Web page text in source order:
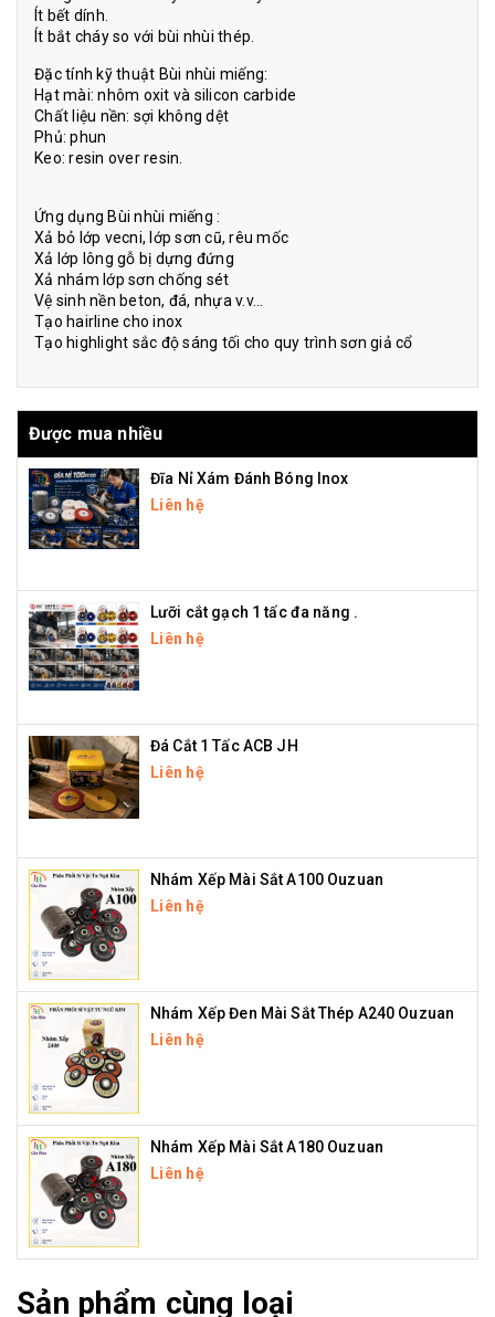
Ít bết dính.
Ít bắt cháy so với bùi nhùi thép.
Đặc tính kỹ thuật Bùi nhùi miếng:
Hạt mài: nhôm oxit và silicon carbide
Chất liệu nền: sợi không dệt
Phủ: phun
Keo: resin over resin.
Ứng dụng Bùi nhùi miếng :
Xả bỏ lớp vecni, lớp sơn cũ, rêu mốc
Xả lớp lông gỗ bị dựng đứng
Xả nhám lớp sơn chống sét
Vệ sinh nền beton, đá, nhựa v.v…
Tạo hairline cho inox
Tạo highlight sắc độ sáng tối cho quy trình sơn giả cổ
Được mua nhiều
Đĩa Nỉ Xám Đánh Bóng Inox
Liên hệ
Lưỡi cắt gạch 1 tấc đa năng .
Liên hệ
Đá Cắt 1 Tấc ACB JH
Liên hệ
Nhám Xếp Mài Sắt A100 Ouzuan
Liên hệ
Nhám Xếp Đen Mài Sắt Thép A240 Ouzuan
Liên hệ
Nhám Xếp Mài Sắt A180 Ouzuan
Liên hệ
Sản phẩm cùng loại